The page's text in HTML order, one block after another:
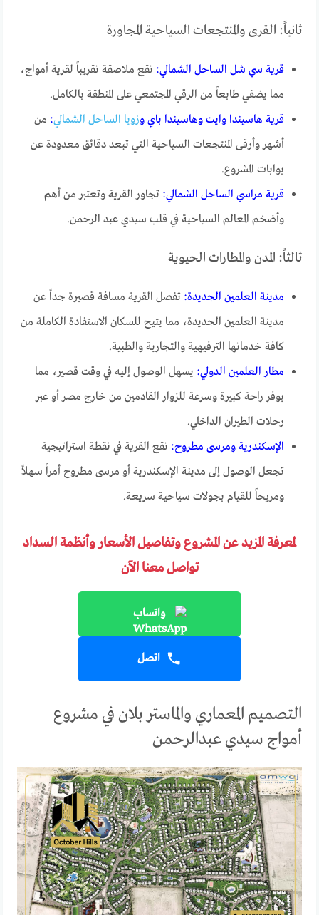
ثانياً: القرى والمنتجعات السياحية المجاورة
قرية سي شل الساحل الشمالي: تقع ملاصقة تقريباً لقرية أمواج،
مما يضفي طابعاً من الرقي المجتمعي على المنطقة بالكامل.
قرية هاسيندا وايت وهاسيندا باي وزويا الساحل الشمالي: من
أشهر وأرقى المنتجعات السياحية التي تبعد دقائق معدودة عن
بوابات المشروع.
قرية مراسي الساحل الشمالي: تجاور القرية وتعتبر من أهم
وأضخم المعالم السياحية في قلب سيدي عبد الرحمن.
ثالثاً: المدن والمطارات الحيوية
مدينة العلمين الجديدة: تفصل القرية مسافة قصيرة جداً عن
مدينة العلمين الجديدة، مما يتيح للسكان الاستفادة الكاملة من
كافة خدماتها الترفيهية والتجارية والطبية.
مطار العلمين الدولي: يسهل الوصول إليه في وقت قصير، مما
يوفر راحة كبيرة وسرعة للزوار القادمين من خارج مصر أو عبر
رحلات الطيران الداخلي.
الإسكندرية ومرسى مطروح: تقع القرية في نقطة استراتيجية
تجعل الوصول إلى مدينة الإسكندرية أو مرسى مطروح أمراً سهلاً
ومريحاً للقيام بجولات سياحية سريعة.
لمعرفة المزيد عن المشروع وتفاصيل الأسعار وأنظمة السداد
تواصل معنا الآن
واتساب
اتصل
التصميم المعماري والماستر بلان في مشروع
أمواج سيدي عبدالرحمن